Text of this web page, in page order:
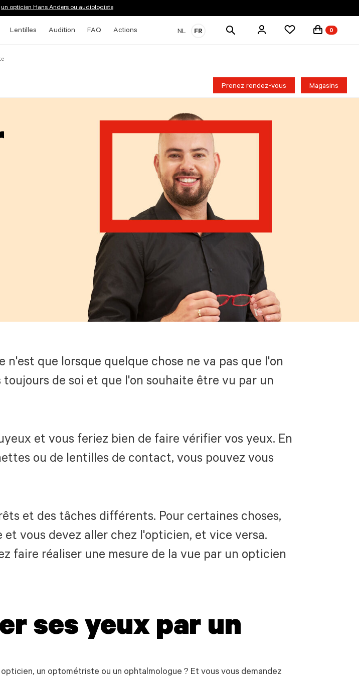
un opticien Hans Anders ou audiologiste
Lentilles Audition FAQ Actions NL FR
Rechercher
0
Prenez rendez-vous Magasins
n'est que lorsque quelque chose ne va pas que l'on
de soi et que l'on souhaite être vu par un
et vous feriez bien de faire vérifier vos yeux. En
ou de lentilles de contact, vous pouvez vous
et des tâches différents. Pour certaines choses,
vous devez aller chez l'opticien, et vice versa.
faire réaliser une mesure de la vue par un opticien
ses yeux par un
un optométriste ou un ophtalmologue ? Et vous vous demandez